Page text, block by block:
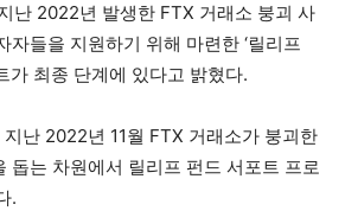
난 2022년 발생한 FTX 거래소 붕괴 사
자들을 지원하기 위해 마련한 ‘릴리프
가 최종 단계에 있다고 밝혔다.
난 2022년 11월 FTX 거래소가 붕괴한
돕는 차원에서 릴리프 펀드 서포트 프로
.